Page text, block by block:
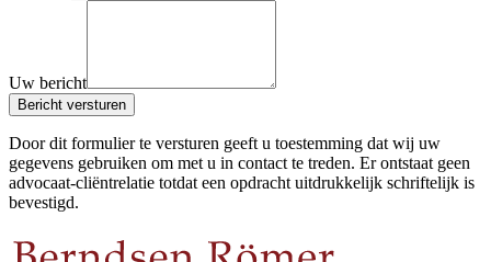
Uw bericht
Bericht versturen
Door dit formulier te versturen geeft u toestemming dat wij uw
gegevens gebruiken om met u in contact te treden. Er ontstaat geen
advocaat-cliëntrelatie totdat een opdracht uitdrukkelijk schriftelijk is
bevestigd.